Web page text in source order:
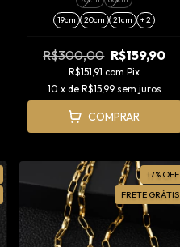
Tradicional)
19cm
20cm 21cm + 2
R$300,00 R$159,90
R$151,91 com Pix
10 x de R$15,99 sem juros
COMPRAR
17% OFF
FRETE GRÁTIS